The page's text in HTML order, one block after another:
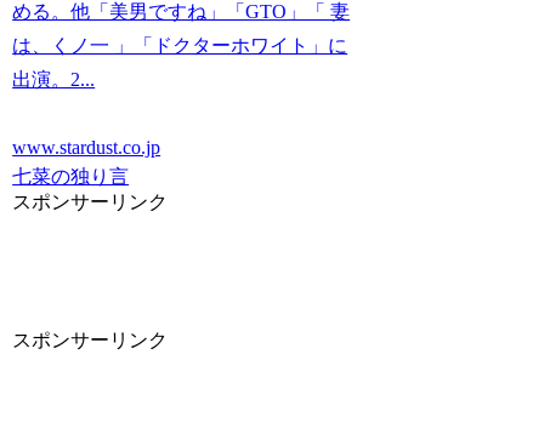
める。他「美男ですね」「GTO」「 妻
は、くノ一 」「ドクターホワイト」に
出演。2...
www.stardust.co.jp
七菜の独り言
スポンサーリンク
スポンサーリンク